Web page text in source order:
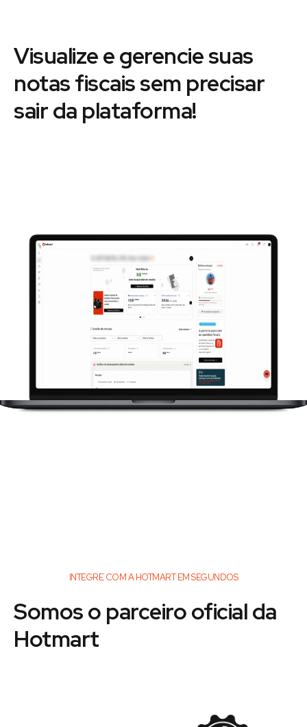
Visualize e gerencie suas
notas fiscais sem precisar
sair da plataforma!
INTEGRE COM A HOTMART EM SEGUNDOS
Somos o parceiro oficial da
Hotmart